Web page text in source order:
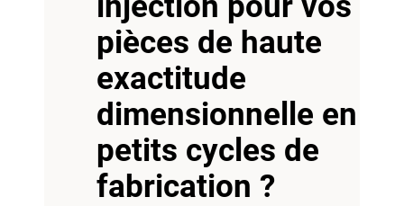
pièces de haute
exactitude
dimensionnelle en
petits cycles de
fabrication ?